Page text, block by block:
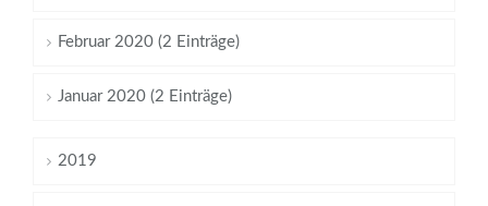
Februar 2020 (2 Einträge)
Januar 2020 (2 Einträge)
2019